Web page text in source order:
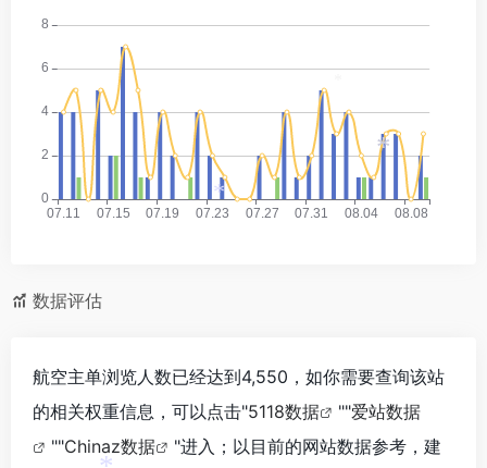
数据评估
航空主单浏览人数已经达到4,550，如你需要查询该站
的相关权重信息，可以点击"5118数据 ""爱站数据
""Chinaz数据
"进入；以目前的网站数据参考，建
*
*